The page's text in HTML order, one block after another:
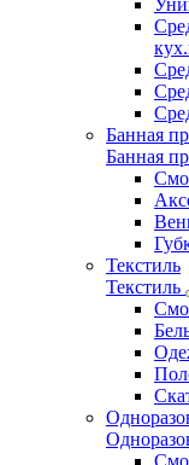
Банная
Банная
Текстиль
Текстиль